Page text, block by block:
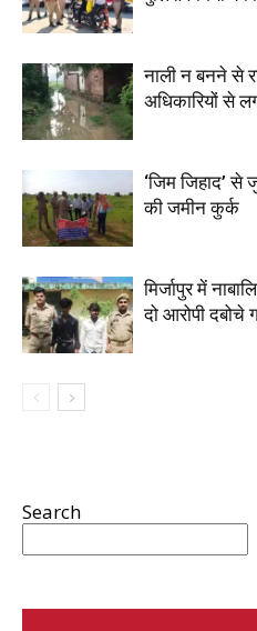
नाली न बनने से
अधिकारियों से
‘जिम जिहाद’
की जमीन कुर्क
मिर्जापुर में
दो आरोपी दबोचे
Search